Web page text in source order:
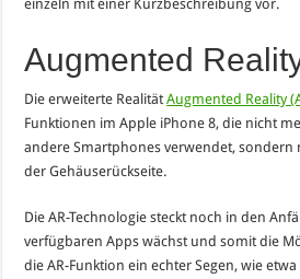
einzeln mit einer Kurzbeschreibung vor.
Augmented
Die erweiterte RealitätAugmented Reality
Funktionen im Apple iPhone 8, die nicht
andere Smartphones verwendet, sondern
der Gehäuserückseite.
Die AR-Technologie steckt noch in den
verfügbaren Apps wächst und somit die
die AR-Funktion ein echter Segen, wie